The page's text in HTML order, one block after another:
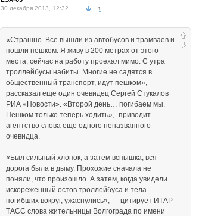
30 декабря 2013, 12:32 ↑
«Страшно. Все вышли из автобусов и трамваев и
пошли пешком. Я живу в 200 метрах от этого
места, сейчас на работу проехал мимо. С утра
троллейбусы набиты. Многие не садятся в
общественный транспорт, идут пешком», —
рассказал еще один очевидец Сергей Стукалов
РИА «Новости». «Второй день… погибаем мы.
Пешком только теперь ходить»,- приводит
агентство слова еще одного неназванного
очевидца.
«Был сильный хлопок, а затем вспышка, вся
дорога была в дыму. Прохожие сначала не
поняли, что произошло. А затем, когда увидели
искореженный остов троллейбуса и тела
погибших вокруг, ужаснулись», — цитирует ИТАР-
ТАСС слова жительницы Волгограда по имени